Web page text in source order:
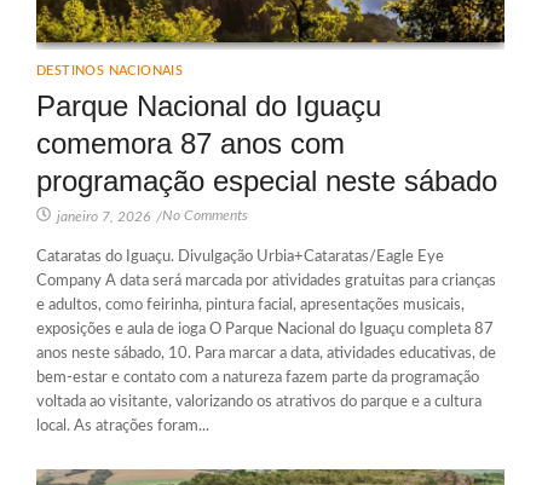
DESTINOS NACIONAIS
Parque Nacional do Iguaçu
comemora 87 anos com
programação especial neste sábado
janeiro 7, 2026 /No Comments
Cataratas do Iguaçu. Divulgação Urbia+Cataratas/Eagle Eye
Company A data será marcada por atividades gratuitas para crianças
e adultos, como feirinha, pintura facial, apresentações musicais,
exposições e aula de ioga O Parque Nacional do Iguaçu completa 87
anos neste sábado, 10. Para marcar a data, atividades educativas, de
bem-estar e contato com a natureza fazem parte da programação
voltada ao visitante, valorizando os atrativos do parque e a cultura
local. As atrações foram...